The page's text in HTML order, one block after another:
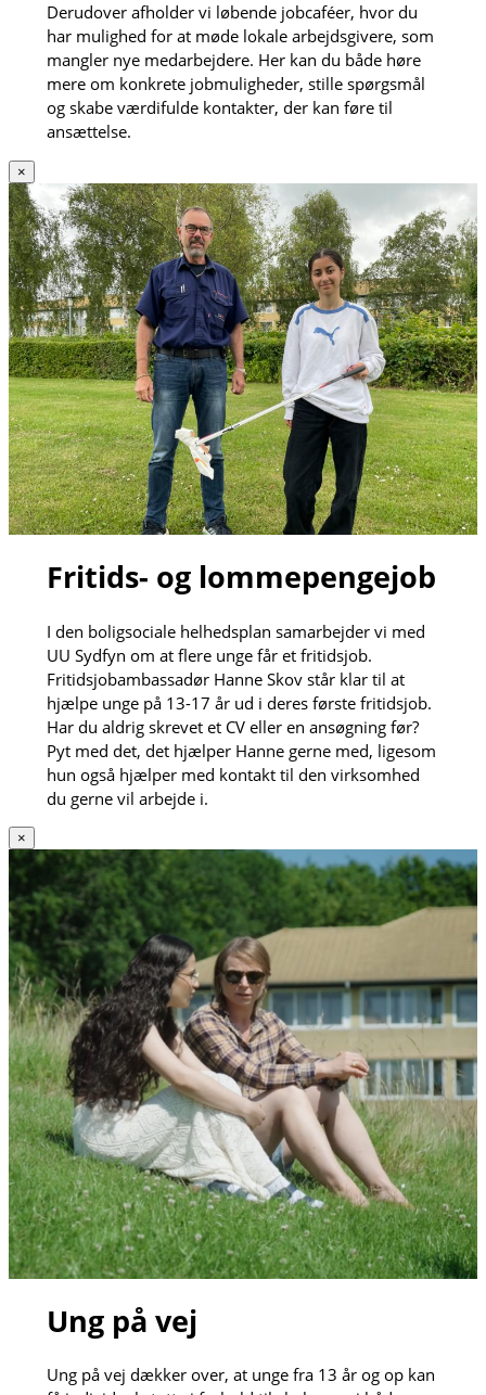
Derudover afholder vi løbende jobcaféer, hvor du
har mulighed for at møde lokale arbejdsgivere, som
mangler nye medarbejdere. Her kan du både høre
mere om konkrete jobmuligheder, stille spørgsmål
og skabe værdifulde kontakter, der kan føre til
ansættelse.
×
Fritids- og lommepengejob
I den boligsociale helhedsplan samarbejder vi med
UU Sydfyn om at flere unge får et fritidsjob.
Fritidsjobambassadør Hanne Skov står klar til at
hjælpe unge på 13-17 år ud i deres første fritidsjob.
Har du aldrig skrevet et CV eller en ansøgning før?
Pyt med det, det hjælper Hanne gerne med, ligesom
hun også hjælper med kontakt til den virksomhed
du gerne vil arbejde i.
×
Ung på vej
Ung på vej dækker over, at unge fra 13 år og op kan